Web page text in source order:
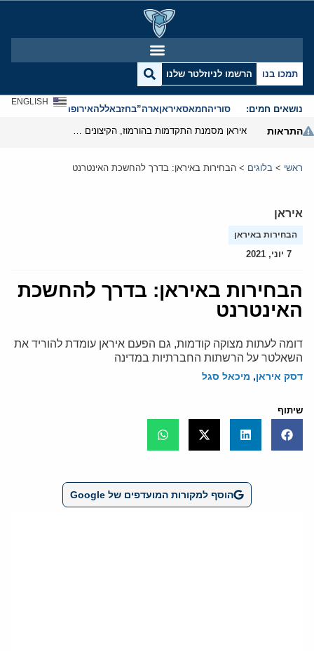
תמכו בנו הרשמו לניוזלטר שלנו
נושאים חמים: סוריהחמאסאיראןארה”בחזבאללהאירופהאנטישמיות
ENGLISH
התראות
ראשי > בלוגים > הבחירות באיראן: בדרך להחשכת האינטרנט
איראן
הבחירות באיראן
7 יוני, 2021
הבחירות באיראן: בדרך להחשכת
האינטרנט
דומה לעתות מצוקה קודמות, גם הפעם איראן עומדת להוריד את
השאלטר על הרשתות החברתיות במדינה
דסק איראן, מיכאל סגל
שיתוף
הוסף למקורות המועדפים של Google